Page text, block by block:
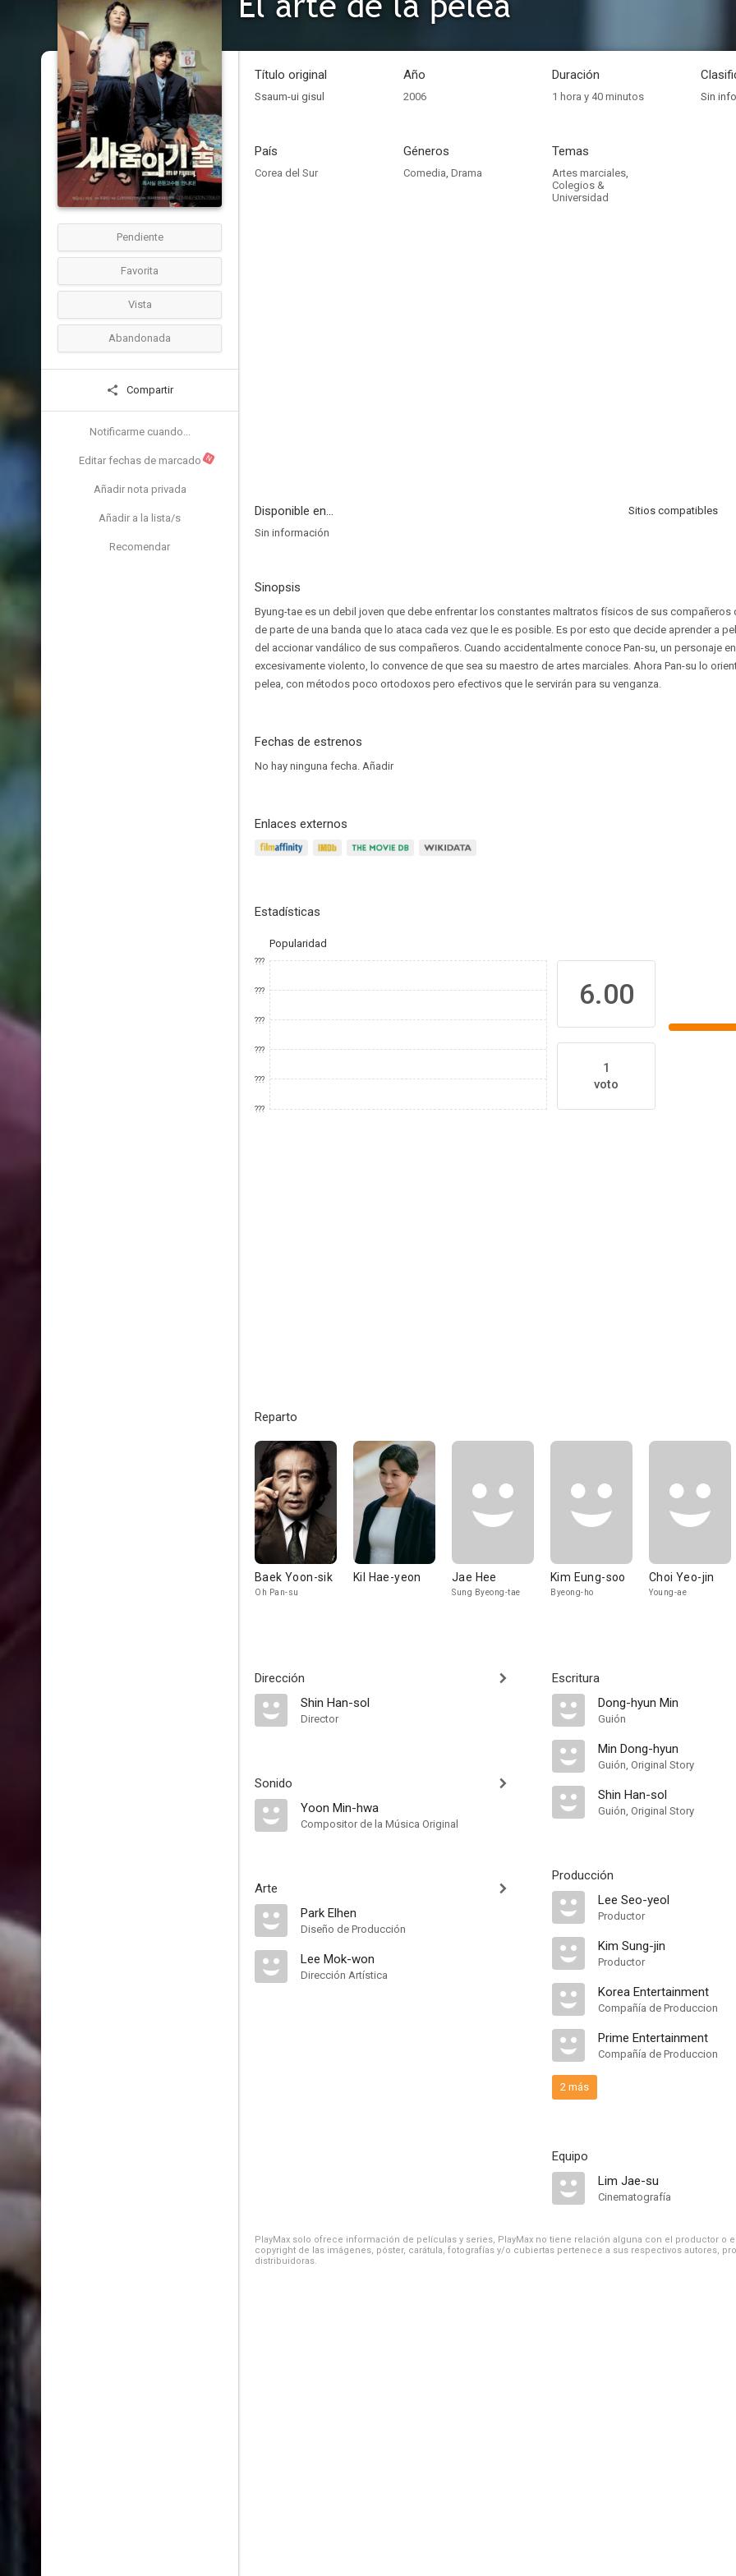
Pendiente
Favorita
Vista
Abandonada
Compartir
Notificarme cuando...
Editar fechas de marcado N
Añadir nota privada
Añadir a la lista/s
Recomendar
Título original
Ssaum-ui gisul
Año
2006
Duración
1 hora y 40 minutos Sin
País
Corea del Sur
Géneros
Comedia, Drama
Temas
Artes marciales,
Colegios &
Universidad
Disponible en...
Sitios compatibles
Sin información
Sinopsis
Byung-tae es un debil joven que debe enfrentar los constantes maltratos físicos de sus compañeros
de parte de una banda que lo ataca cada vez que le es posible. Es por esto que decide aprender a
del accionar vandálico de sus compañeros. Cuando accidentalmente conoce Pan-su, un personaje
excesivamente violento, lo convence de que sea su maestro de artes marciales. Ahora Pan-su lo
pelea, con métodos poco ortodoxos pero efectivos que le servirán para su venganza.
Fechas de estrenos
No hay ninguna fecha. Añadir
Enlaces externos
Estadísticas
Popularidad
???
???
???
???
???
???
6.00
1
voto
Reparto
Baek Yoon-sik
Oh Pan-su
Kil Hae-yeon Jae Hee
Sung Byeong-tae
Kim Eung-soo
Byeong-ho
Choi Yeo-jin
Young-ae
Dirección
Shin Han-sol
Director
Sonido
Yoon Min-hwa
Compositor de la Música Original
Arte
Park Elhen
Diseño de Producción
Lee Mok-won
Dirección Artística
Escritura
Dong-hyun Min
Guión
Min Dong-hyun
Guión, Original Story
Shin Han-sol
Guión, Original Story
Producción
Lee Seo-yeol
Productor
Kim Sung-jin
Productor
Korea Entertainment
Compañía de Produccion
Prime Entertainment
Compañía de Produccion
2 más
Equipo
Lim Jae-su
Cinematografía
PlayMax solo ofrece información de películas y series, PlayMax no tiene relación alguna con el productor o
copyright de las imágenes, póster, carátula, fotografías y/o cubiertas pertenece a sus respectivos autores,
distribuidoras.